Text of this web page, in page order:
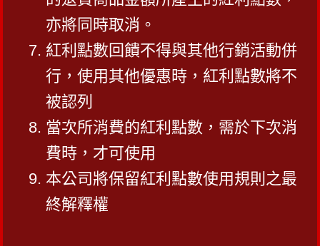
亦將同時取消。
紅利點數回饋不得與其他行銷活動併
行，使用其他優惠時，紅利點數將不
被認列
當次所消費的紅利點數，需於下次消
費時，才可使用
本公司將保留紅利點數使用規則之最
終解釋權